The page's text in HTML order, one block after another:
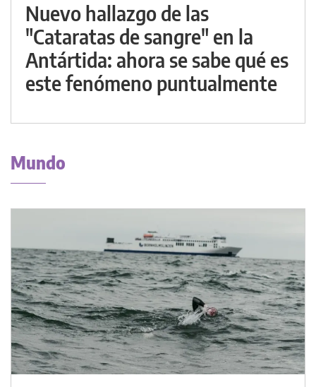
Nuevo hallazgo de las
"Cataratas de sangre" en la
Antártida: ahora se sabe qué es
este fenómeno puntualmente
Mundo